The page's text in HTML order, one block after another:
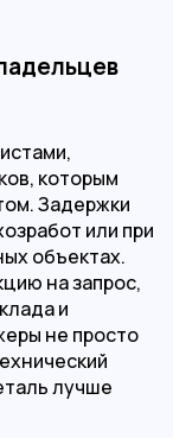
которым
Задержки
или при
объектах.
на запрос,
и
не просто
лучше